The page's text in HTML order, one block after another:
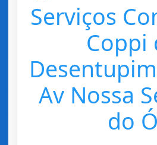
Serviços
Coppi
Av Nossa
do Ó